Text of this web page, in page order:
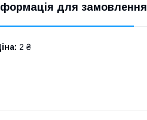
для замовлення
2 ₴